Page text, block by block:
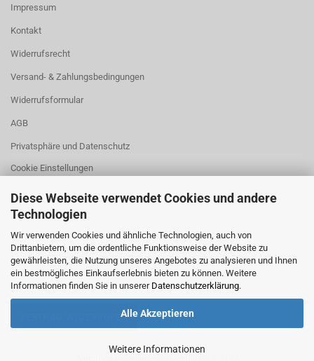
Diese Webseite verwendet Cookies und andere
Technologien
Wir verwenden Cookies und ähnliche Technologien, auch von
Drittanbietern, um die ordentliche Funktionsweise der Website zu
gewährleisten, die Nutzung unseres Angebotes zu analysieren und Ihnen
ein bestmögliches Einkaufserlebnis bieten zu können. Weitere
Informationen finden Sie in unserer Datenschutzerklärung.
Alle Akzeptieren
Weitere Informationen
Impressum
Kontakt
Widerrufsrecht
Versand- & Zahlungsbedingungen
Widerrufsformular
AGB
Privatsphäre und Datenschutz
Cookie Einstellungen
VERTRAG WIDERRUFEN